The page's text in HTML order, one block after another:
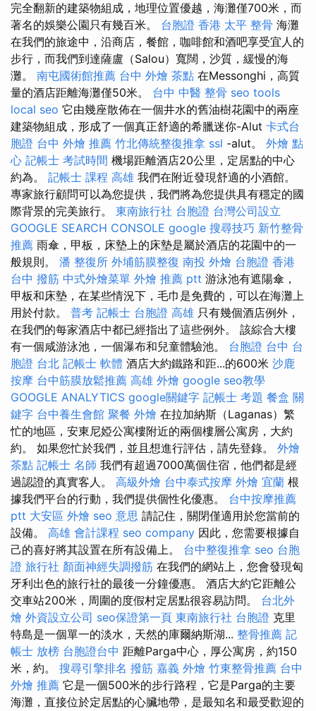
完全翻新的建築物組成，地理位置優越，海灘僅700米，而
著名的娛樂公園只有幾百米。 台胞證 香港 太平 整骨 海灘
在我們的旅途中，沿商店，餐館，咖啡館和酒吧享受宜人的
步行，而我們到達薩盧（Salou）寬闊，沙質，緩慢的海
灘。 南屯國術館推薦 台中 外燴 茶點 在Messonghi，高質
量的酒店距離海灘僅50米。 台中 中醫 整骨 seo tools
local seo 它由幾座散佈在一個井水的舊油樹花園中的兩座
建築物組成，形成了一個真正舒適的希臘迷你-Alut 卡式台
胞證 台中 外燴 推薦 竹北傳統整復推拿 ssl -alut。 外燴 點
心 記帳士 考試時間 機場距離酒店20公里，定居點的中心
約為。 記帳士 課程 高雄 我們在附近發現舒適的小酒館。
專家旅行顧問可以為您提供，我們將為您提供具有穩定的國
際背景的完美旅行。 東南旅行社 台胞證 台灣公司設立
GOOGLE SEARCH CONSOLE google 搜尋技巧 新竹整骨
推薦 雨傘，甲板，床墊上的床墊是屬於酒店的花園中的一
般規則。 潘 整復所 外埔筋膜整復 南投 外燴 台胞證 香港
台中 撥筋 中式外燴菜單 外燴 推薦 ptt 游泳池有遮陽傘，
甲板和床墊，在某些情況下，毛巾是免費的，可以在海灘上
用於付款。 普考 記帳士 台胞證 高雄 只有幾個酒店例外，
在我們的每家酒店中都已經指出了這些例外。 該綜合大樓
有一個咸游泳池，一個瀑布和兒童體驗池。 台胞證 台中 台
胞證 台北 記帳士 軟體 酒店大約鐵路和距...的600米 沙鹿
按摩 台中筋膜放鬆推薦 高雄 外燴 google seo教學
GOOGLE ANALYTICS google關鍵字 記帳士 考題 餐盒 關
鍵字 台中養生會館 聚餐 外燴 在拉加納斯（Laganas）繁
忙的地區，安東尼婭公寓樓附近的兩個樓層公寓房，大約
約。 如果您忙於我們，並且想進行評估，請先登錄。 外燴
茶點 記帳士 名師 我們有超過7000萬個住宿，他們都是經
過認證的真實客人。 高級外燴 台中泰式按摩 外燴 宜蘭 根
據我們平台的行動，我們提供個性化優惠。 台中按摩推薦
ptt 大安區 外燴 seo 意思 請記住，關閉僅適用於您當前的
設備。 高雄 會計課程 seo company 因此，您需要根據自
己的喜好將其設置在所有設備上。 台中整復推拿 seo 台胞
證 旅行社 顏面神經失調撥筋 在我們的網站上，您會發現匈
牙利出色的旅行社的最後一分鐘優惠。 酒店大約它距離公
交車站200米，周圍的度假村定居點很容易訪問。 台北外
燴 外資設立公司 seo保證第一頁 東南旅行社 台胞證 克里
特島是一個單一的淡水，天然的庫爾納斯湖... 整骨推薦 記
帳士 放榜 台胞證台中 距離Parga中心，厚公寓房，約150
米，約。 搜尋引擎排名 撥筋 嘉義 外燴 竹東整骨推薦 台中
外燴 推薦 它是一個500米的步行路程，它是Parga的主要
海灘，直接位於定居點的心臟地帶，是最知名和最受歡迎的